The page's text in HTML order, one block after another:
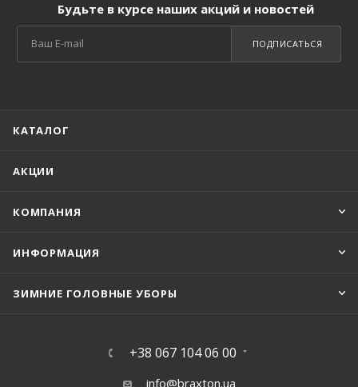
Будьте в курсе наших акций и новостей
ПОДПИСАТЬСЯ
КАТАЛОГ
АКЦИИ
КОМПАНИЯ
ИНФОРМАЦИЯ
ЗИМНИЕ ГОЛОВНЫЕ УБОРЫ
+38 067 104 06 00
info@braxton.ua